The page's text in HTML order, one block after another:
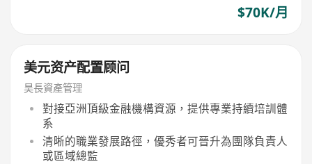
$70K/月
美元资产配置顾问
昊長資產管理
對接亞洲頂級金融機構資源，提供專業持續培訓體
系
清晰的職業發展路徑，優秀者可晉升為團隊負責人
或區域總監